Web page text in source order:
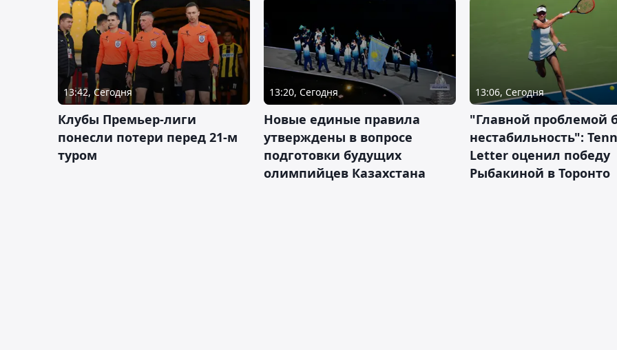
13:42, Сегодня
Клубы Премьер-лиги
понесли потери перед 21-м
туром
13:20, Сегодня
Новые единые правила
утверждены в вопросе
подготовки будущих
олимпийцев Казахстана
13:06, Сегодня
"Главной проблемой
нестабильность":
Letter оценил победу
Рыбакиной в Торонто